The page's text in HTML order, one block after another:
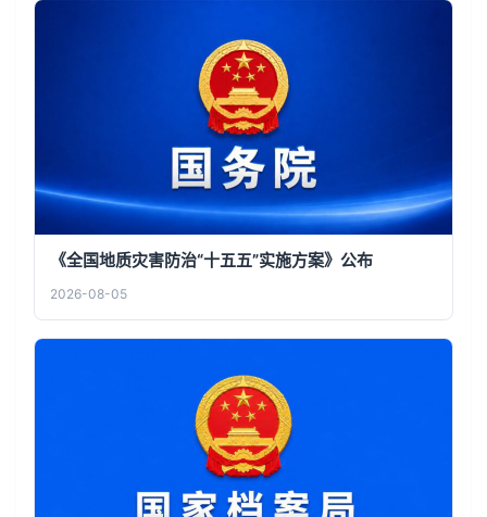
《全国地质灾害防治“十五五”实施方案》公布
2026-08-05